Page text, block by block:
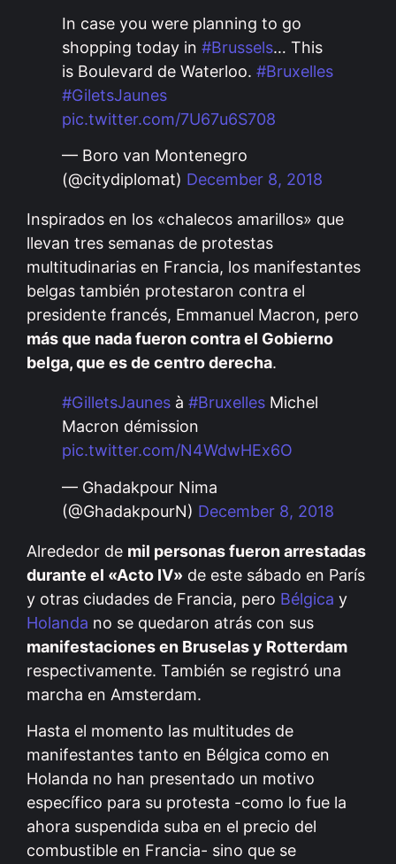
In case you were planning to go
shopping today in #Brussels… This
is Boulevard de Waterloo. #Bruxelles
#GiletsJaunes
pic.twitter.com/7U67u6S708
— Boro van Montenegro
(@citydiplomat) December 8, 2018
Inspirados en los «chalecos amarillos» que
llevan tres semanas de protestas
multitudinarias en Francia, los manifestantes
belgas también protestaron contra el
presidente francés, Emmanuel Macron, pero
más que nada fueron contra el Gobierno
belga, que es de centro derecha.
#GilletsJaunes à #Bruxelles Michel
Macron démission
pic.twitter.com/N4WdwHEx6O
— Ghadakpour Nima
(@GhadakpourN) December 8, 2018
Alrededor de mil personas fueron arrestadas
durante el «Acto IV» de este sábado en París
y otras ciudades de Francia, pero Bélgica y
Holanda no se quedaron atrás con sus
manifestaciones en Bruselas y Rotterdam
respectivamente. También se registró una
marcha en Amsterdam.
Hasta el momento las multitudes de
manifestantes tanto en Bélgica como en
Holanda no han presentado un motivo
específico para su protesta -como lo fue la
ahora suspendida suba en el precio del
combustible en Francia- sino que se